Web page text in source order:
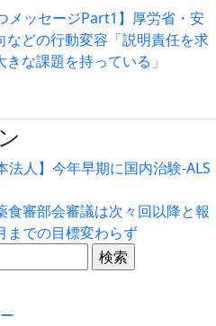
メッセージPart1】厚労省・安
どの行動変容「説明責任を求
な課題を持っている」
法人】今年早期に国内治験‐ALS
審部会審議は次々回以降と報
での目標変わらず